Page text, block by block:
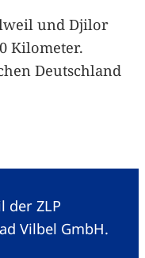
und Djilor
Kilometer.
Deutschland
der ZLP
Vilbel GmbH.